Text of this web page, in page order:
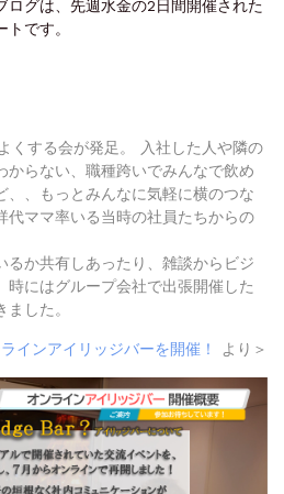
ログは、先週水金の2日間開催された
トです。
くする会が発足。 入社した人や隣の
からない、職種跨いでみんなで飲め
、、もっとみんなに気軽に横のつな
代ママ率いる当時の社員たちからの
るか共有しあったり、雑談からビジ
時にはグループ会社で出張開催した
した。
インアイリッジバーを開催！ より＞